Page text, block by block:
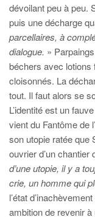
dévoilant peu à peu.
puis une décharge
parcellaires, à
dialogue. »
béchers avec lotions
cloisonnés. La
tout. Il faut alors se
L’identité est un
vient du Fantôme de
son utopie ratée que
ouvrier d’un chantier
d’une utopie, il y a
crie, un homme qui
l’état
ambition de revenir